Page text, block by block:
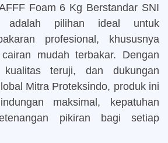
Foam 6 Kg Berstandar SNI
adalah pilihan ideal untuk
profesional, khususnya
mudah terbakar. Dengan
teruji, dan dukungan
Mitra Proteksindo, produk ini
maksimal, kepatuhan
pikiran bagi setiap